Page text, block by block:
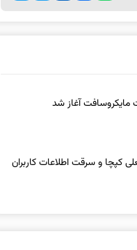
کپچا و سرقت اطلاعات کاربران